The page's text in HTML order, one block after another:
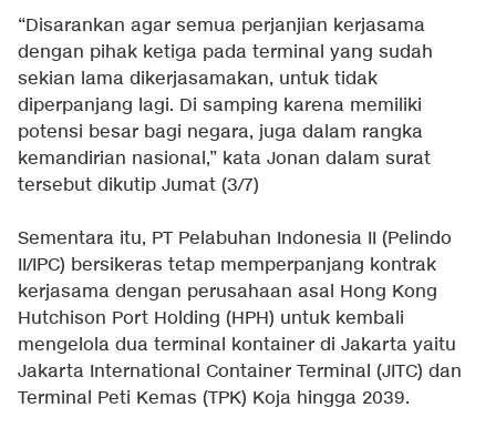
“Disarankan agar semua perjanjian kerjasama
dengan pihak ketiga pada terminal yang sudah
sekian lama dikerjasamakan, untuk tidak
diperpanjang lagi. Di samping karena memiliki
potensi besar bagi negara, juga dalam rangka
kemandirian nasional,” kata Jonan dalam surat
tersebut dikutip Jumat (3/7)
Sementara itu, PT Pelabuhan Indonesia II (Pelindo
II/IPC) bersikeras tetap memperpanjang kontrak
kerjasama dengan perusahaan asal Hong Kong
Hutchison Port Holding (HPH) untuk kembali
mengelola dua terminal kontainer di Jakarta yaitu
Jakarta International Container Terminal (JITC) dan
Terminal Peti Kemas (TPK) Koja hingga 2039.